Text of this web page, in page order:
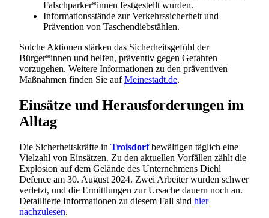
Falschparker*innen festgestellt wurden.
Informationsstände zur Verkehrssicherheit und
Prävention von Taschendiebstählen.
Solche Aktionen stärken das Sicherheitsgefühl der
Bürger*innen und helfen, präventiv gegen Gefahren
vorzugehen. Weitere Informationen zu den präventiven
Maßnahmen finden Sie aufMeinestadt.de.
Einsätze und Herausforderungen im
Alltag
Die Sicherheitskräfte in Troisdorfbewältigen täglich eine
Vielzahl von Einsätzen. Zu den aktuellen Vorfällen zählt die
Explosion auf dem Gelände des Unternehmens Diehl
Defence am 30. August 2024. Zwei Arbeiter wurden schwer
verletzt, und die Ermittlungen zur Ursache dauern noch an.
Detaillierte Informationen zu diesem Fall sind hier
nachzulesen.